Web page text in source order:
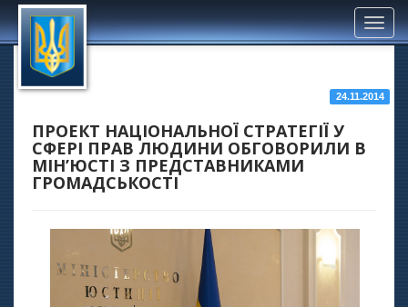
24.11.2014
ПРОЕКТ НАЦІОНАЛЬНОЇ СТРАТЕГІЇ У
СФЕРІ ПРАВ ЛЮДИНИ ОБГОВОРИЛИ В
МІН’ЮСТІ З ПРЕДСТАВНИКАМИ
ГРОМАДСЬКОСТІ